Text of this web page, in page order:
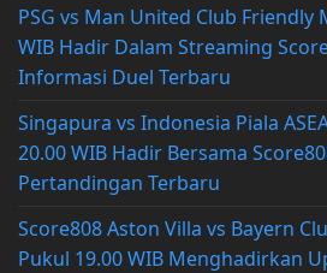
PSG vs Man United Club Friendly
WIB Hadir Dalam Streaming
Informasi Duel Terbaru
Singapura vs Indonesia Piala
20.00 WIB Hadir Bersama
Pertandingan Terbaru
Score808 Aston Villa vs Bayern
Pukul 19.00 WIB Menghadirkan